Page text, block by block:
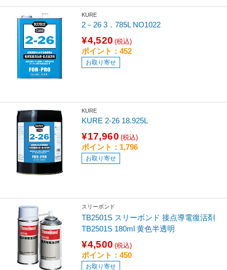
KURE
2－26 3．785L NO1022
¥4,520 (税込)
ポイント：452
お取り寄せ
KURE
KURE 2-26 18.925L
¥17,960 (税込)
ポイント：1,796
お取り寄せ
スリーボンド
TB2501S スリーボンド 接点導電復活剤
TB2501S 180ml 黄色半透明
¥4,500 (税込)
ポイント：450
お取り寄せ